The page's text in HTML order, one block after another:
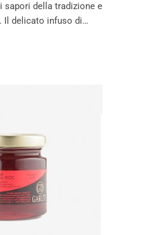
sapori della tradizione e
Il delicato infuso di…